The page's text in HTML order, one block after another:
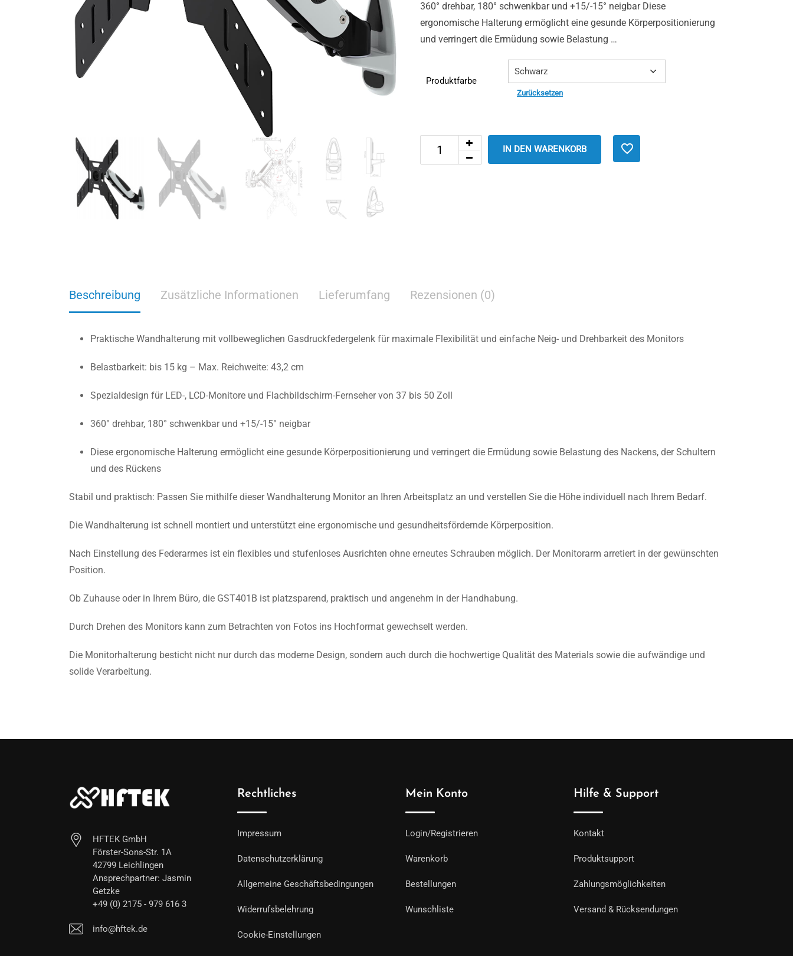
360° drehbar, 180° schwenkbar und +15/-15° neigbar Diese
ergonomische Halterung ermöglicht eine gesunde Körperpositionierung
und verringert die Ermüdung sowie Belastung …
Produktfarbe
Zurücksetzen
IN DEN WARENKORB
Beschreibung Zusätzliche Informationen Lieferumfang Rezensionen (0)
Praktische Wandhalterung mit vollbeweglichen Gasdruckfedergelenk für maximale Flexibilität und einfache Neig- und Drehbarkeit des Monitors
Belastbarkeit: bis 15 kg – Max. Reichweite: 43,2 cm
Spezialdesign für LED-, LCD-Monitore und Flachbildschirm-Fernseher von 37 bis 50 Zoll
360° drehbar, 180° schwenkbar und +15/-15° neigbar
Diese ergonomische Halterung ermöglicht eine gesunde Körperpositionierung und verringert die Ermüdung sowie Belastung des Nackens, der Schultern
und des Rückens
Stabil und praktisch: Passen Sie mithilfe dieser Wandhalterung Monitor an Ihren Arbeitsplatz an und verstellen Sie die Höhe individuell nach Ihrem Bedarf.
Die Wandhalterung ist schnell montiert und unterstützt eine ergonomische und gesundheitsfördernde Körperposition.
Nach Einstellung des Federarmes ist ein flexibles und stufenloses Ausrichten ohne erneutes Schrauben möglich. Der Monitorarm arretiert in der gewünschten
Position.
Ob Zuhause oder in Ihrem Büro, die GST401B ist platzsparend, praktisch und angenehm in der Handhabung.
Durch Drehen des Monitors kann zum Betrachten von Fotos ins Hochformat gewechselt werden.
Die Monitorhalterung besticht nicht nur durch das moderne Design, sondern auch durch die hochwertige Qualität des Materials sowie die aufwändige und
solide Verarbeitung.
HFTEK GmbH
Förster-Sons-Str. 1A
42799 Leichlingen
Ansprechpartner: Jasmin
Getzke
+49 (0) 2175 - 979 616 3
info@hftek.de
Rechtliches
Impressum
Datenschutzerklärung
Allgemeine Geschäftsbedingungen
Widerrufsbelehrung
Cookie-Einstellungen
Mein Konto
Login/Registrieren
Warenkorb
Bestellungen
Wunschliste
Hilfe & Support
Kontakt
Produktsupport
Zahlungsmöglichkeiten
Versand & Rücksendungen